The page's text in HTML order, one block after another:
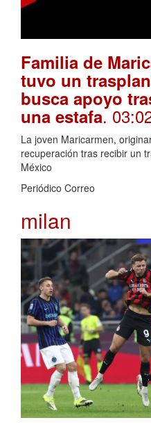
Familia de
tuvo un
busca apoyo
una estafa.
La joven Maricarmen,
recuperación tras recibir un
México
Periódico Correo
milan